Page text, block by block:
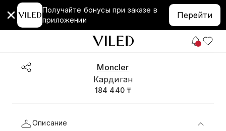
Получайте бонусы при заказе в
приложении
Перейти
Moncler
Кардиган
184 440 ₸
Описание